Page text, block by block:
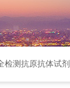
检测抗原抗体试